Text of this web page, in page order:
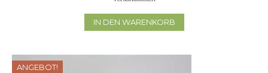
IN DEN WARENKORB
ANGEBOT!